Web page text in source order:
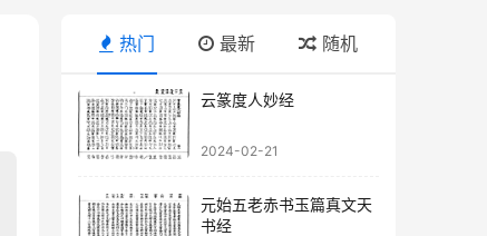
热门 最新 随机
云篆度人妙经
2024-02-21
元始五老赤书玉篇真文天
书经